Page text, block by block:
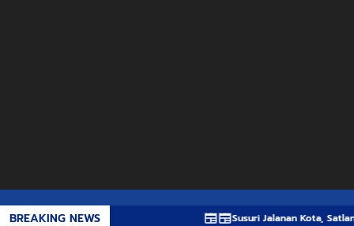
BREAKING NEWS Susuri Jalanan Kota, Satlantas Polres